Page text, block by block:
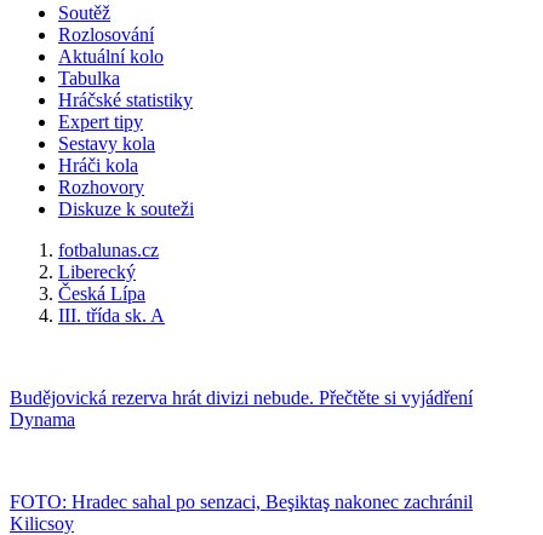
Soutěž
Rozlosování
Aktuální kolo
Tabulka
Hráčské statistiky
Expert tipy
Sestavy kola
Hráči kola
Rozhovory
Diskuze k souteži
fotbalunas.cz
Liberecký
Česká Lípa
III. třída sk. A
Budějovická rezerva hrát divizi nebude. Přečtěte si vyjádření
Dynama
FOTO: Hradec sahal po senzaci, Beşiktaş nakonec zachránil
Kilicsoy